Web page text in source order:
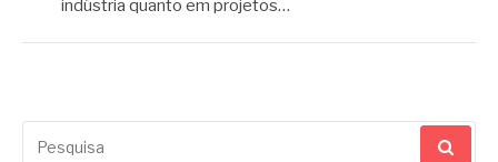
indústria quanto em projetos…
por: